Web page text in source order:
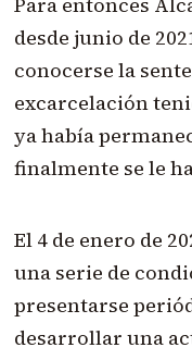
desde junio de
conocerse la
excarcelación
ya había
finalmente se le
El 4 de enero de
una serie de
presentarse
desarrollar una